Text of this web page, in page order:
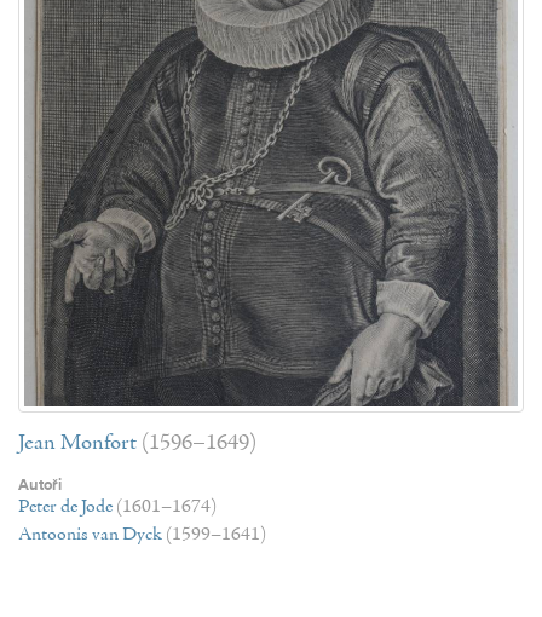
Jean Monfort (1596–1649)
Autoři
Peter de Jode (1601–1674)
Antoonis van Dyck (1599–1641)